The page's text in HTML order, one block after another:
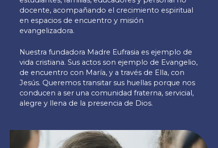
docente, acompañando el crecimiento espiritual
en espacios de encuentro y misión
evangelizadora.
Nuestra fundadora Madre Eufrasia es ejemplo de
vida cristiana. Sus actos son ejemplo de Evangelio,
de encuentro con María, y a través de Ella, con
Jesús. Queremos transitar sus huellas porque nos
conducen a ser una comunidad fraterna, servicial,
alegre y llena de la presencia de Dios.